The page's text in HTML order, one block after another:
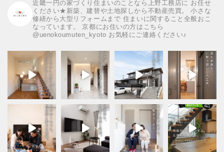
近畿一円の家づくり住まいのことなら上野工務店に お任せ
ください★新築、建替や土地探しから不動産売買。
小さな
修繕から大型リフォームまで 住まいに関すること全般おこ
なっています。
京都にお住いの方はこちら
@uenokoumuten_kyoto お気軽にご連絡ください♪